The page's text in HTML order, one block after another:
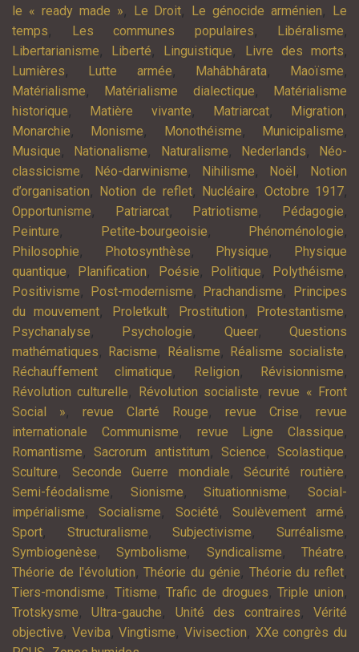
le « ready made », Le Droit, Le génocide arménien,
Le
temps, Les communes populaires, Libéralisme,
Libertarianisme, Liberté, Linguistique, Livre des morts,
Lumières, Lutte armée, Mahâbhârata, Maoïsme,
Matérialisme, Matérialisme dialectique,
Matérialisme
historique, Matière vivante, Matriarcat, Migration,
Monarchie, Monisme, Monothéisme, Municipalisme,
Musique, Nationalisme, Naturalisme, Nederlands,
Néo-
classicisme, Néo-darwinisme, Nihilisme, Noël ,
Notion
d’organisation, Notion de reflet, Nucléaire, Octobre 1917,
Opportunisme, Patriarcat, Patriotisme, Pédagogie,
Peinture, Petite-bourgeoisie, Phénoménologie,
Philosophie, Photosynthèse, Physique,
Physique
quantique, Planification, Poésie, Politique, Polythéisme,
Positivisme, Post-modernisme, Prachandisme,
Principes
du mouvement, Proletkult, Prostitution, Protestantisme,
Psychanalyse, Psychologie, Queer,Questions
mathématiques, Racisme, Réalisme, Réalisme socialiste,
Réchauffement climatique, Religion, Révisionnisme,
Révolution culturelle, Révolution socialiste,revue « Front
Social », revue Clarté Rouge, revue Crise, revue
internationale Communisme, revue Ligne Classique,
Romantisme,Sacrorum antistitum, Science, Scolastique,
Sculture, Seconde Guerre mondiale,Sécurité routière,
Semi-féodalisme, Sionisme,Situationnisme,Social-
impérialisme,Socialisme, Société, Soulèvement armé,
Sport, Structuralisme,Subjectivisme,Surréalisme,
Symbiogenèse,Symbolisme, Syndicalisme,Théatre,
Théorie de l'évolution,Théorie du génie, Théorie du reflet,
Tiers-mondisme, Titisme,Trafic de drogues,Triple union,
Trotskysme,Ultra-gauche, Unité des contraires,Vérité
objective, Veviba,Vingtisme,Vivisection, XXe congrès du